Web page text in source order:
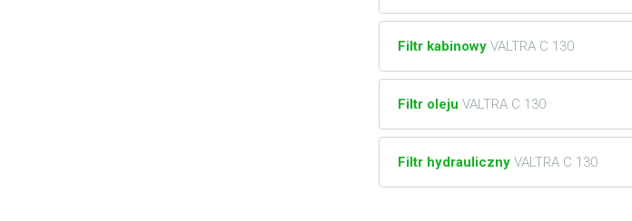
Filtr kabinowy VALTRA C 130
Filtr oleju VALTRA C 130
Filtr hydrauliczny VALTRA C 130